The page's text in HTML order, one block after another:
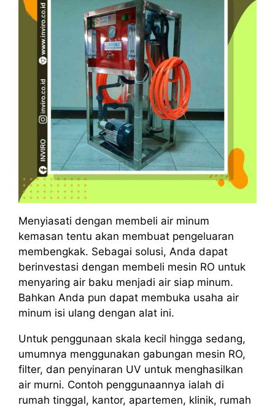
Menyiasati dengan membeli air minum
kemasan tentu akan membuat pengeluaran
membengkak. Sebagai solusi, Anda dapat
berinvestasi dengan membeli mesin RO untuk
menyaring air baku menjadi air siap minum.
Bahkan Anda pun dapat membuka usaha air
minum isi ulang dengan alat ini.
Untuk penggunaan skala kecil hingga sedang,
umumnya menggunakan gabungan mesin RO,
filter, dan penyinaran UV untuk menghasilkan
air murni. Contoh penggunaannya ialah di
rumah tinggal, kantor, apartemen, klinik, rumah